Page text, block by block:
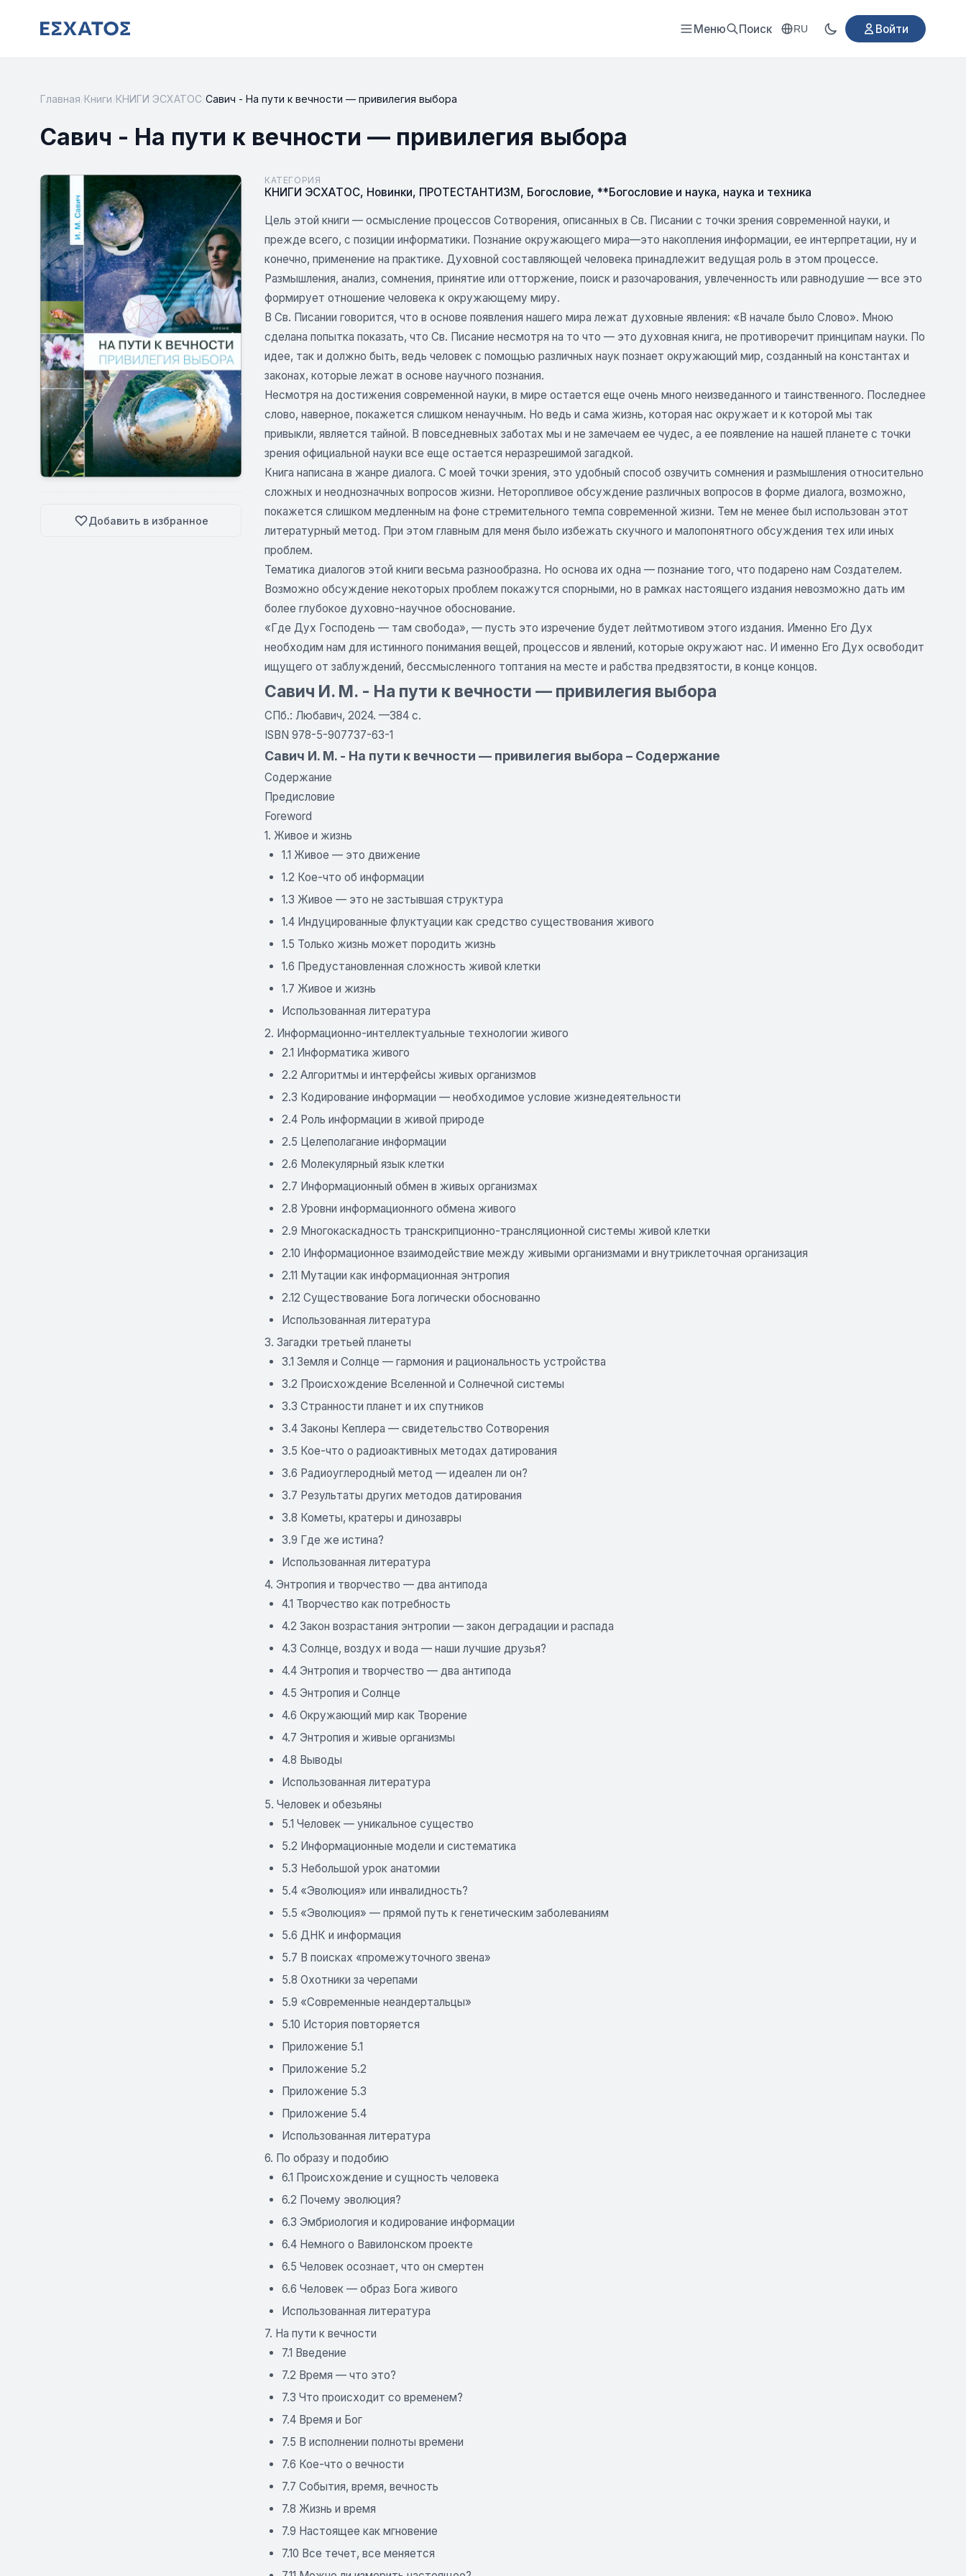
Меню Поиск RU Войти
Главная Книги КНИГИ ЭСХАТОС Савич - На пути к вечности — привилегия выбора
Савич - На пути к вечности — привилегия выбора
Добавить в избранное
КАТЕГОРИЯ
КНИГИ ЭСХАТОС, Новинки, ПРОТЕСТАНТИЗМ, Богословие, **Богословие и наука, наука и техника
Цель этой книги — осмысление процессов Сотворения, описанных в Св. Писании с точки зрения современной науки, и
прежде всего, с позиции информатики. Познание окружающего мира—это накопления информации, ее интерпретации, ну и
конечно, применение на практике. Духовной составляющей человека принадлежит ведущая роль в этом процессе.
Размышления, анализ, сомнения, принятие или отторжение, поиск и разочарования, увлеченность или равнодушие — все это
формирует отношение человека к окружающему миру.
В Св. Писании говорится, что в основе появления нашего мира лежат духовные явления: «В начале было Слово». Мною
сделана попытка показать, что Св. Писание несмотря на то что — это духовная книга, не противоречит принципам науки. По
идее, так и должно быть, ведь человек с помощью различных наук познает окружающий мир, созданный на константах и
законах, которые лежат в основе научного познания.
Несмотря на достижения современной науки, в мире остается еще очень много неизведанного и таинственного. Последнее
слово, наверное, покажется слишком ненаучным. Но ведь и сама жизнь, которая нас окружает и к которой мы так
привыкли, является тайной. В повседневных заботах мы и не замечаем ее чудес, а ее появление на нашей планете с точки
зрения официальной науки все еще остается неразрешимой загадкой.
Книга написана в жанре диалога. С моей точки зрения, это удобный способ озвучить сомнения и размышления относительно
сложных и неоднозначных вопросов жизни. Неторопливое обсуждение различных вопросов в форме диалога, возможно,
покажется слишком медленным на фоне стремительного темпа современной жизни. Тем не менее был использован этот
литературный метод. При этом главным для меня было избежать скучного и малопонятного обсуждения тех или иных
проблем.
Тематика диалогов этой книги весьма разнообразна. Но основа их одна — познание того, что подарено нам Создателем.
Возможно обсуждение некоторых проблем покажутся спорными, но в рамках настоящего издания невозможно дать им
более глубокое духовно-научное обоснование.
«Где Дух Господень — там свобода», — пусть это изречение будет лейтмотивом этого издания. Именно Его Дух
необходим нам для истинного понимания вещей, процессов и явлений, которые окружают нас. И именно Его Дух освободит
ищущего от заблуждений, бессмысленного топтания на месте и рабства предвзятости, в конце концов.
Савич И. М. - На пути к вечности — привилегия выбора
СПб.: Любавич, 2024. —384 с.
ISBN 978-5-907737-63-1
Савич И. М. - На пути к вечности — привилегия выбора – Содержание
Содержание
Предисловие
Foreword
1. Живое и жизнь
1.1 Живое — это движение
1.2 Кое-что об информации
1.3 Живое — это не застывшая структура
1.4 Индуцированные флуктуации как средство существования живого
1.5 Только жизнь может породить жизнь
1.6 Предустановленная сложность живой клетки
1.7 Живое и жизнь
Использованная литература
2. Информационно-интеллектуальные технологии живого
2.1 Информатика живого
2.2 Алгоритмы и интерфейсы живых организмов
2.3 Кодирование информации — необходимое условие жизнедеятельности
2.4 Роль информации в живой природе
2.5 Целеполагание информации
2.6 Молекулярный язык клетки
2.7 Информационный обмен в живых организмах
2.8 Уровни информационного обмена живого
2.9 Многокаскадность транскрипционно-трансляционной системы живой клетки
2.10 Информационное взаимодействие между живыми организмами и внутриклеточная организация
2.11 Мутации как информационная энтропия
2.12 Существование Бога логически обоснованно
Использованная литература
3. Загадки третьей планеты
3.1 Земля и Солнце — гармония и рациональность устройства
3.2 Происхождение Вселенной и Солнечной системы
3.3 Странности планет и их спутников
3.4 Законы Кеплера — свидетельство Сотворения
3.5 Кое-что о радиоактивных методах датирования
3.6 Радиоуглеродный метод — идеален ли он?
3.7 Результаты других методов датирования
3.8 Кометы, кратеры и динозавры
3.9 Где же истина?
Использованная литература
4. Энтропия и творчество — два антипода
4.1 Творчество как потребность
4.2 Закон возрастания энтропии — закон деградации и распада
4.3 Солнце, воздух и вода — наши лучшие друзья?
4.4 Энтропия и творчество — два антипода
4.5 Энтропия и Солнце
4.6 Окружающий мир как Творение
4.7 Энтропия и живые организмы
4.8 Выводы
Использованная литература
5. Человек и обезьяны
5.1 Человек — уникальное существо
5.2 Информационные модели и систематика
5.3 Небольшой урок анатомии
5.4 «Эволюция» или инвалидность?
5.5 «Эволюция» — прямой путь к генетическим заболеваниям
5.6 ДНК и информация
5.7 В поисках «промежуточного звена»
5.8 Охотники за черепами
5.9 «Современные неандертальцы»
5.10 История повторяется
Приложение 5.1
Приложение 5.2
Приложение 5.3
Приложение 5.4
Использованная литература
6. По образу и подобию
6.1 Происхождение и сущность человека
6.2 Почему эволюция?
6.3 Эмбриология и кодирование информации
6.4 Немного о Вавилонском проекте
6.5 Человек осознает, что он смертен
6.6 Человек — образ Бога живого
Использованная литература
7. На пути к вечности
7.1 Введение
7.2 Время — что это?
7.3 Что происходит со временем?
7.4 Время и Бог
7.5 В исполнении полноты времени
7.6 Кое-что о вечности
7.7 События, время, вечность
7.8 Жизнь и время
7.9 Настоящее как мгновение
7.10 Все течет, все меняется